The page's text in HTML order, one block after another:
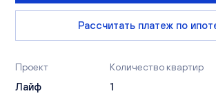
Рассчитать платеж по
Проект
Лайф
Количество квартир
1